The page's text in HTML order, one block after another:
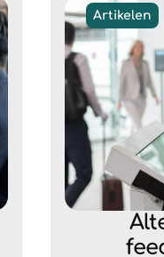
Artikelen